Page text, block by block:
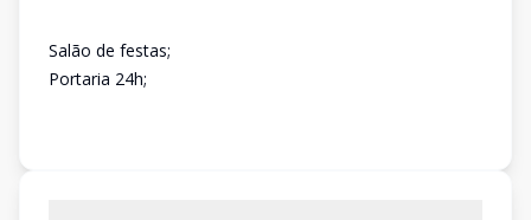
Salão de festas;
Portaria 24h;